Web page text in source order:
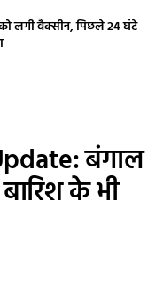
लगी वैक्सीन, पिछले 24 घंटे
बंगाल
के भी